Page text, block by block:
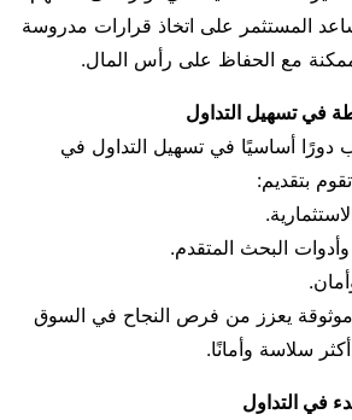
المستثمر على اتخاذ قرارات مدروسة
مع الحفاظ على رأس المال.
أساسيًا في تسهيل التداول في
بتقديم:
البحث المتقدم.
يعزز من فرص النجاح في السوق
سلاسة وأمانًا.